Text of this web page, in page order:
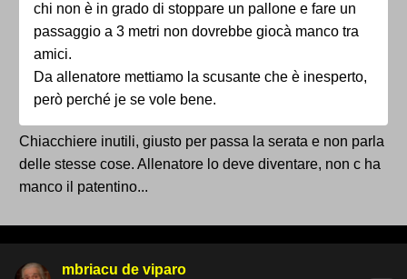
chi non è in grado di stoppare un pallone e fare un
passaggio a 3 metri non dovrebbe giocà manco tra
amici.
Da allenatore mettiamo la scusante che è inesperto,
però perché je se vole bene.
Chiacchiere inutili, giusto per passa la serata e non parla
delle stesse cose. Allenatore lo deve diventare, non c ha
manco il patentino...
mbriacu de viparo